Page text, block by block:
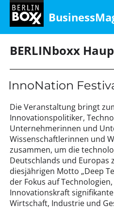
BERLINboxx
InnoNation
Die Veranstaltung bringt
Innovationspolitiker,
Unternehmerinnen und
Wissenschaftlerinnen und
zusammen, um die
Deutschlands und Europas
diesjährigen Motto „Deep
der Fokus auf
Innovationskraft
Wirtschaft, Industrie und